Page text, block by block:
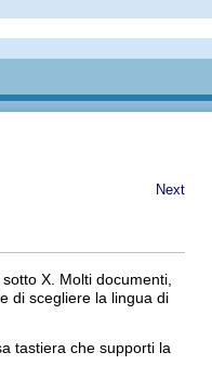
Next
X. Molti documenti,
di scegliere la lingua di
tastiera che supporti la